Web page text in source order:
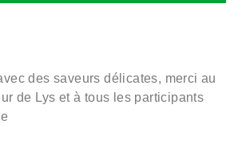
des saveurs délicates, merci au
de Lys et à tous les participants